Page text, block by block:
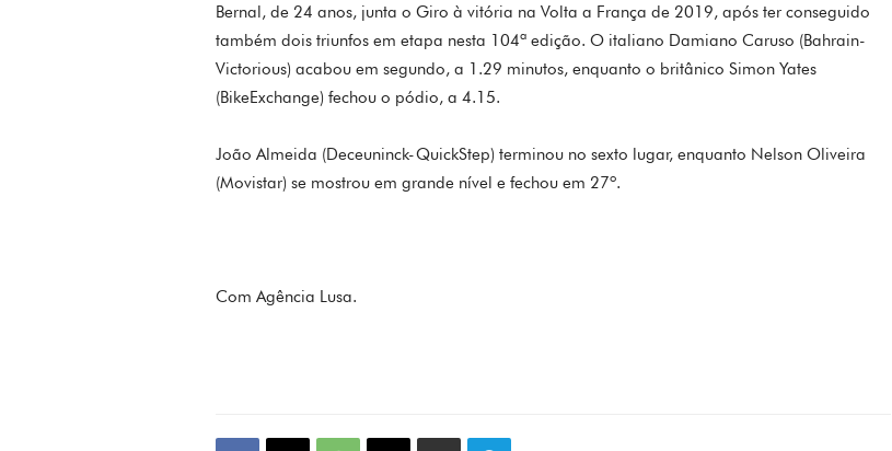
Bernal, de 24 anos, junta o Giro à vitória na Volta a França de 2019, após ter conseguido
também dois triunfos em etapa nesta 104ª edição. O italiano Damiano Caruso (Bahrain-
Victorious) acabou em segundo, a 1.29 minutos, enquanto o britânico Simon Yates
(BikeExchange) fechou o pódio, a 4.15.
João Almeida (Deceuninck-QuickStep) terminou no sexto lugar, enquanto Nelson Oliveira
(Movistar) se mostrou em grande nível e fechou em 27º.
Com Agência Lusa.